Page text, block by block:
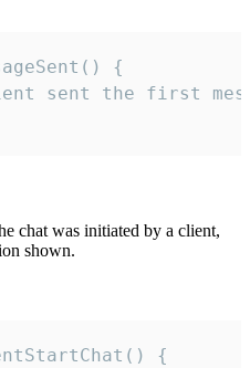
{
sent the first
chat was initiated by a client,
shown.
{